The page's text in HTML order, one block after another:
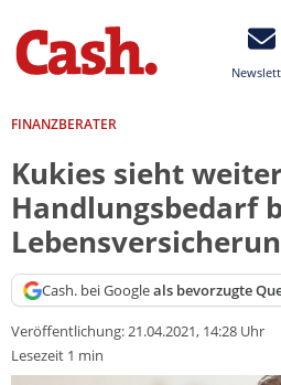
FINANZBERATER
Kukies sieht
Handlungsbedarf
Cash. bei Googleals bevorzugte
Veröffentlichung:21.04.2021, 14:28 Uhr
Lesezeit 1 min